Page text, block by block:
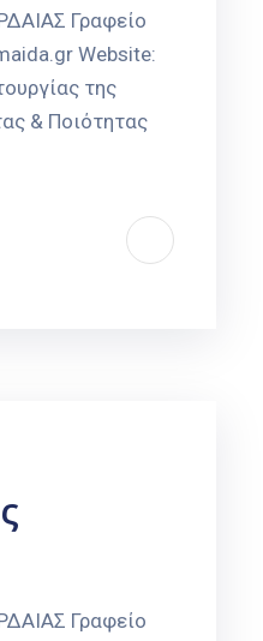
Γραφείο
Website:
της
& Ποιότητας
Γραφείο